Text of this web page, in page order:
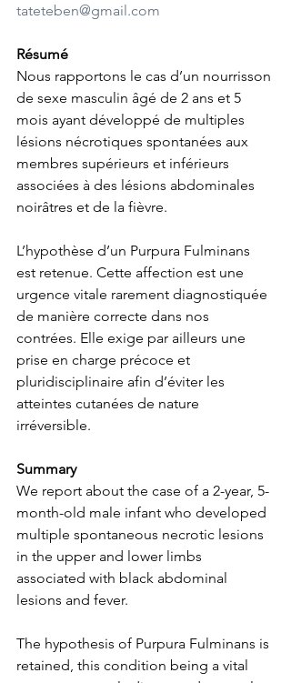
tateteben@gmail.com
Résumé
Nous rapportons le cas d’un nourrisson
de sexe masculin âgé de 2 ans et 5
mois ayant développé de multiples
lésions nécrotiques spontanées aux
membres supérieurs et inférieurs
associées à des lésions abdominales
noirâtres et de la fièvre.
L’hypothèse d’un Purpura Fulminans
est retenue. Cette affection est une
urgence vitale rarement diagnostiquée
de manière correcte dans nos
contrées. Elle exige par ailleurs une
prise en charge précoce et
pluridisciplinaire afin d’éviter les
atteintes cutanées de nature
irréversible.
Summary
We report about the case of a 2-year, 5-
month-old male infant who developed
multiple spontaneous necrotic lesions
in the upper and lower limbs
associated with black abdominal
lesions and fever.
The hypothesis of Purpura Fulminans is
retained, this condition being a vital